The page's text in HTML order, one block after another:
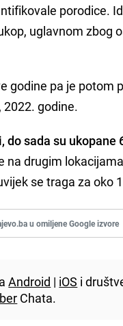
porodice.
uglavnom zbog
godine pa je potom
godine.
sada su ukopane
na drugim
se traga za oko
u omiljene Google izvore
Android | iOS i
Chata.